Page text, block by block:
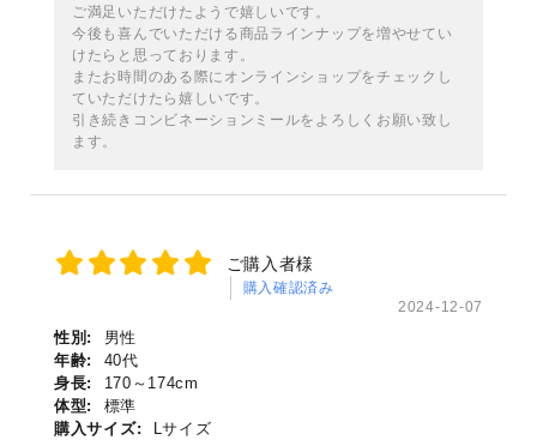
ご満足いただけたようで嬉しいです。
今後も喜んでいただける商品ラインナップを増やせてい
けたらと思っております。
またお時間のある際にオンラインショップをチェックし
ていただけたら嬉しいです。
引き続きコンビネーションミールをよろしくお願い致し
ます。
ご購入者様
購入確認済み
2024-12-07
性別:
男性
年齢:
40代
身長:
170～174cm
体型:
標準
購入サイズ:
Lサイズ